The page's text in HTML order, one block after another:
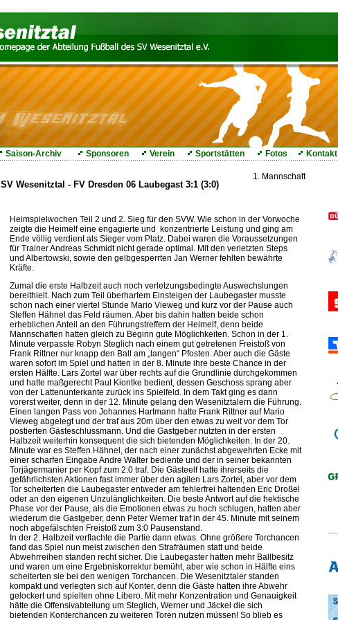
Saison-Archiv Sponsoren Verein Sportstätten Fotos Kontakt
SV Wesenitztal - FV Dresden 06 Laubegast 3:1 (3:0)
1. Mannschaft
Heimspielwochen Teil 2 und 2. Sieg für den SVW. Wie schon in der Vorwoche
zeigte die Heimelf eine engagierte und konzentrierte Leistung und ging am
Ende völlig verdient als Sieger vom Platz. Dabei waren die Voraussetzungen
für Trainer Andreas Schmidt nicht gerade optimal. Mit den verletzten Steps
und Albertowski, sowie den gelbgesperrten Jan Werner fehlten bewährte
Kräfte.
Zumal die erste Halbzeit auch noch verletzungsbedingte Auswechslungen
bereithielt. Nach zum Teil überhartem Einsteigen der Laubegaster musste
schon nach einer viertel Stunde Mario Vieweg und kurz vor der Pause auch
Steffen Hähnel das Feld räumen. Aber bis dahin hatten beide schon
erheblichen Anteil an den Führungstreffern der Heimelf, denn beide
Mannschaften hatten gleich zu Beginn gute Möglichkeiten. Schon in der 1.
Minute verpasste Robyn Steglich nach einem gut getretenen Freistoß von
Frank Rittner nur knapp den Ball am „langen“ Pfosten. Aber auch die Gäste
waren sofort im Spiel und hatten in der 8. Minute ihre beste Chance in der
ersten Hälfte. Lars Zortel war über rechts auf die Grundlinie durchgekommen
und hatte maßgerecht Paul Kiontke bedient, dessen Geschoss sprang aber
von der Lattenunterkante zurück ins Spielfeld. In dem Takt ging es dann
vorerst weiter, denn in der 12. Minute gelang den Wesenitztalern die Führung.
Einen langen Pass von Johannes Hartmann hatte Frank Rittner auf Mario
Vieweg abgelegt und der traf aus 20m über den etwas zu weit vor dem Tor
postierten Gästeschlussmann. Und die Gastgeber nutzten in der ersten
Halbzeit weiterhin konsequent die sich bietenden Möglichkeiten. In der 20.
Minute war es Steffen Hähnel, der nach einer zunächst abgewehrten Ecke mit
einer scharfen Eingabe Andre Walter bediente und der in seiner bekannten
Torjägermanier per Kopf zum 2:0 traf. Die Gästeelf hatte ihrerseits die
gefährlichsten Aktionen fast immer über den agilen Lars Zortel, aber vor dem
Tor scheiterten die Laubegaster entweder am fehlerfrei haltenden Eric Droßel
oder an den eigenen Unzulänglichkeiten. Die beste Antwort auf die hektische
Phase vor der Pause, als die Emotionen etwas zu hoch schlugen, hatten aber
wiederum die Gastgeber, denn Peter Werner traf in der 45. Minute mit seinem
noch abgefälschten Freistoß zum 3:0 Pausenstand.
In der 2. Halbzeit verflachte die Partie dann etwas. Ohne größere Torchancen
fand das Spiel nun meist zwischen den Strafräumen statt und beide
Abwehrreihen standen recht sicher. Die Laubegaster hatten mehr Ballbesitz
und waren um eine Ergebniskorrektur bemüht, aber wie schon in Hälfte eins
scheiterten sie bei den wenigen Torchancen. Die Wesenitztaler standen
kompakt und verlegten sich auf Konter, denn die Gäste hatten ihre Abwehr
gelockert und spielten ohne Libero. Mit mehr Konzentration und Genauigkeit
hätte die Offensivabteilung um Steglich, Werner und Jäckel die sich
bietenden Konterchancen zu weiteren Toren nutzen müssen! So blieb es